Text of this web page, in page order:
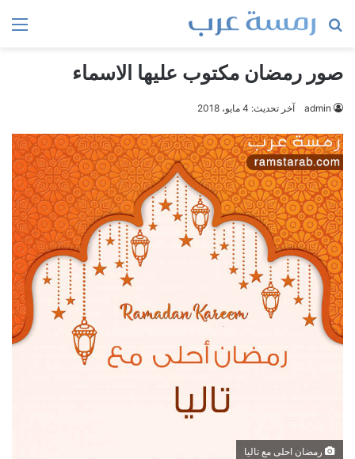
بحث
صور رمضان مكتوب عليها الاسماء
admin آخر تحديث: 4 مايو، 2018
رمضان احلى مع تاليا